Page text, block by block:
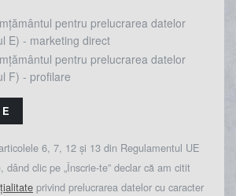
pentru prelucrarea datelor
E) - marketing direct
pentru prelucrarea datelor
F) - profilare
6, 7, 12 și 13 din Regulamentul UE
dând clic pe „Înscrie-te” declar că am citit
privind prelucrarea datelor cu caracter